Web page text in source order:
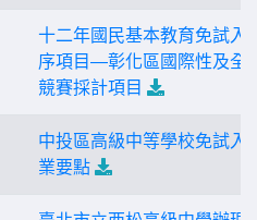
十二年國民基本教育免試入
序項目—彰化區國際性及全
競賽採計項目
中投區高級中等學校免試入
業要點